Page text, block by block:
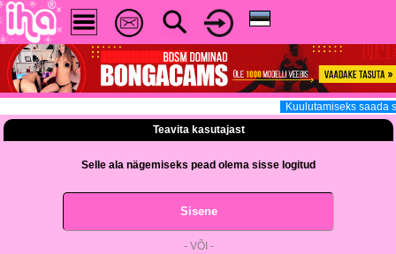
Kuulutamiseks saada
Teavita kasutajast
Selle ala nägemiseks pead olema sisse logitud
Sisene
- VÕI -